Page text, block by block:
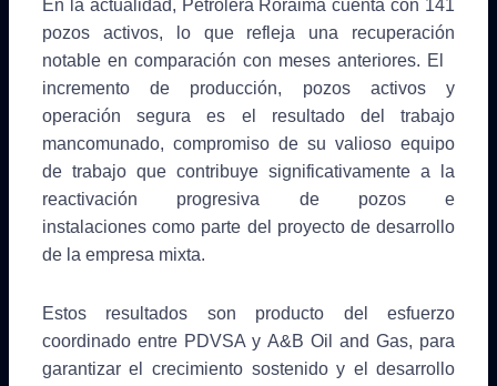
En la actualidad, Petrolera Roraima cuenta con 141
pozos activos, lo que refleja una recuperación
notable en comparación con meses anteriores. El
incremento de producción, pozos activos y
operación segura es el resultado del trabajo
mancomunado, compromiso de su valioso equipo
de trabajo que contribuye significativamente a la
reactivación progresiva de pozos e
instalaciones como parte del proyecto de desarrollo
de la empresa mixta.
Estos resultados son producto del esfuerzo
coordinado entre PDVSA y A&B Oil and Gas, para
garantizar el crecimiento sostenido y el desarrollo